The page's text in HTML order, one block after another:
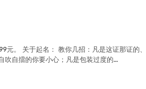
元。 关于起名： 教你几招：凡是这证那证的、
吹自擂的你要小心；凡是包装过度的...